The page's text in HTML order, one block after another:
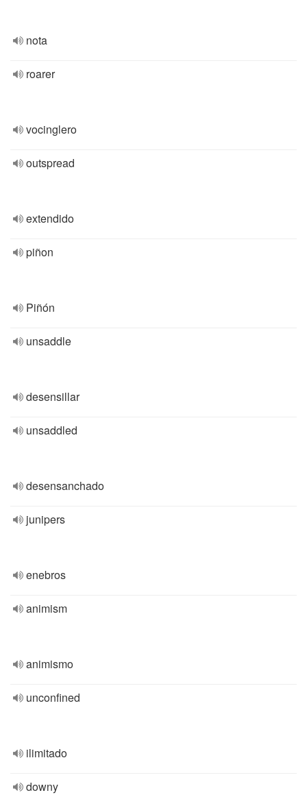
nota
roarer
vocinglero
outspread
extendido
piñon
Piñón
unsaddle
desensillar
unsaddled
desensanchado
junipers
enebros
animism
animismo
unconfined
ilimitado
downy